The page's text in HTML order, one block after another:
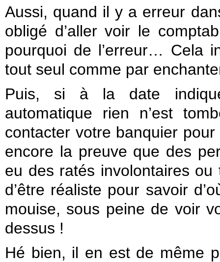
Aussi, quand il y a erreur
obligé d’aller voir le
pourquoi de l’erreur… Cela
tout seul comme par
Puis, si à la date
automatique rien n’est
contacter votre banquier
encore la preuve que des
eu des ratés involontaires
d’être réaliste pour savoir
mouise, sous peine de voir
dessus !
Hé bien, il en est de même